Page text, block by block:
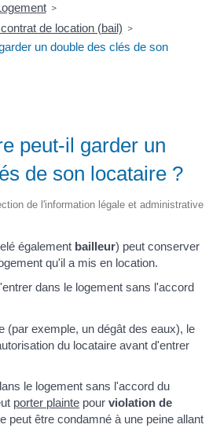
>
de location (bail) >
un double des clés de son
peut-il garder un
de son locataire ?
de l'information légale et administrative
également bailleur) peut conserver
qu'il a mis en location.
dans le logement sans l'accord
(par exemple, un dégât des eaux), le
du locataire avant d'entrer
le logement sans l'accord du
porter plainte pour violation de
peut être condamné à une peine allant